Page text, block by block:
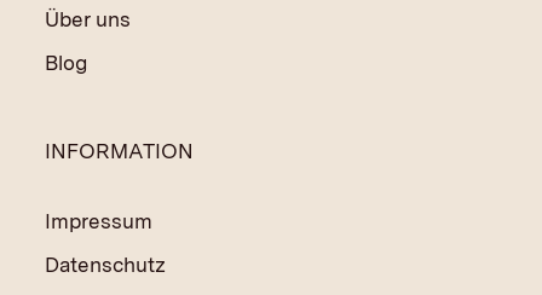
Über uns
Blog
INFORMATION
Impressum
Datenschutz